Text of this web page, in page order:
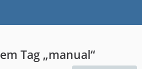
Tag „manual“